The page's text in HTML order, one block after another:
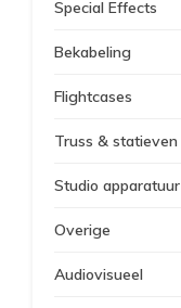
Special Effects
Bekabeling
Flightcases
Truss & statieven
Studio apparatuur
Overige
Audiovisueel